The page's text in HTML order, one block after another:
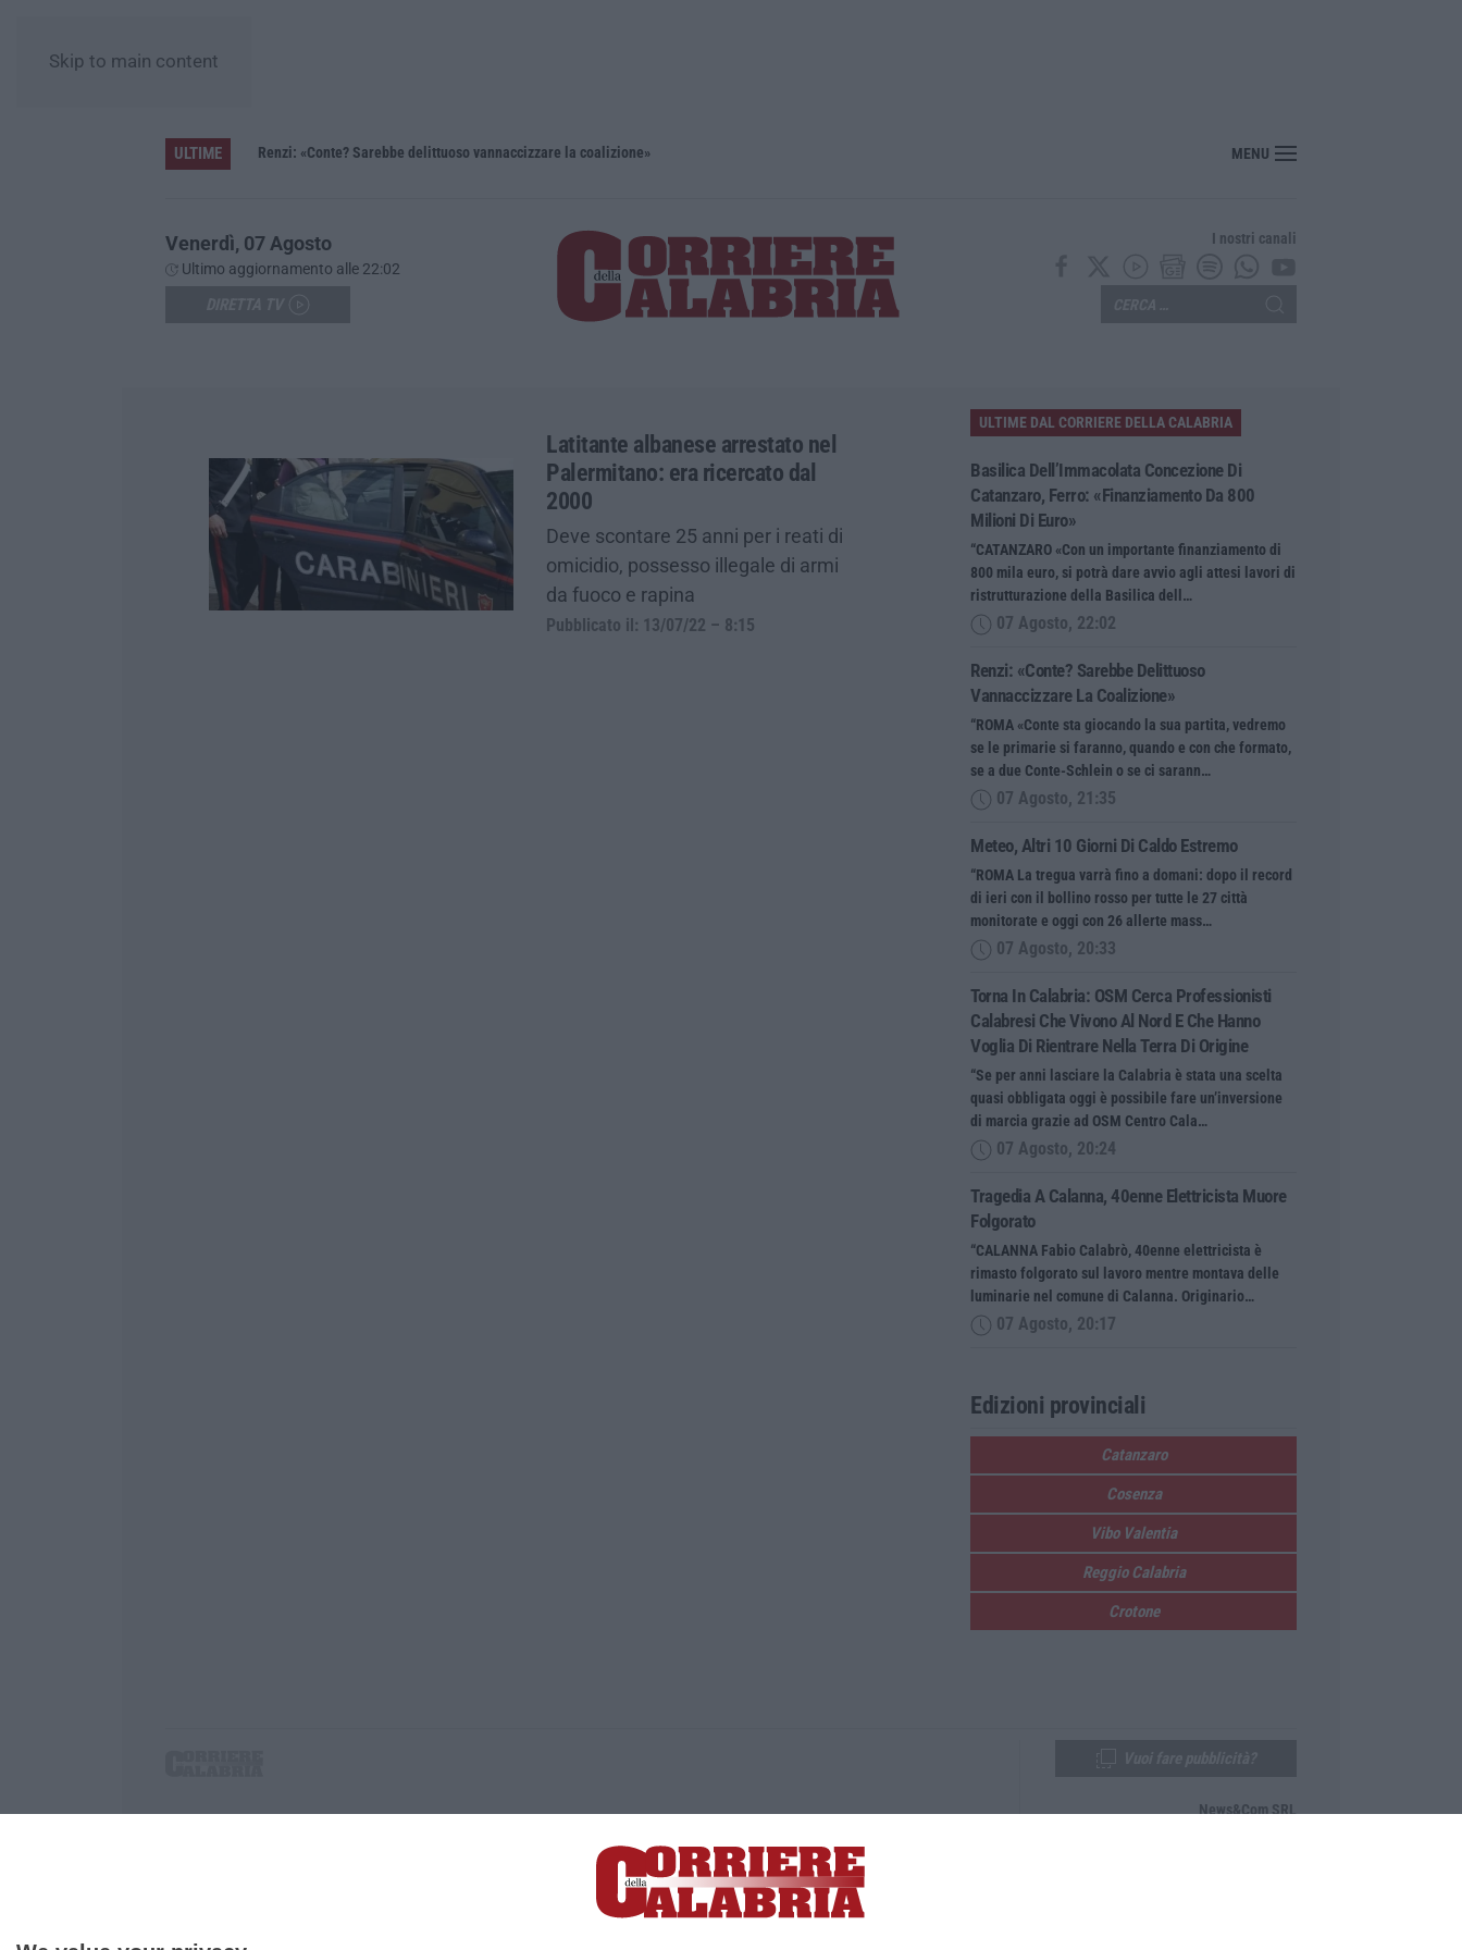
Skip to main content
ULTIME
da 800 milioni di euro» Renzi: «Conte? Sarebbe delittuoso vannaccizzare la coalizione» MENU
Venerdì, 07 Agosto
Ultimo aggiornamento alle 22:02
I nostri canali
Latitante albanese arrestato nel
Palermitano: era ricercato dal
2000
Deve scontare 25 anni per i reati di
omicidio, possesso illegale di armi
da fuoco e rapina
Pubblicato il: 13/07/22 – 8:15
ULTIME DAL CORRIERE DELLA CALABRIA
Basilica Dell’Immacolata Concezione Di
Catanzaro, Ferro: «finanziamento Da 800
Milioni Di Euro»
“CATANZARO «Con un importante finanziamento di
800 mila euro, si potrà dare avvio agli attesi lavori di
ristrutturazione della Basilica dell…
07 Agosto, 22:02
Renzi: «Conte? Sarebbe Delittuoso
Vannaccizzare La Coalizione»
“ROMA «Conte sta giocando la sua partita, vedremo
se le primarie si faranno, quando e con che formato,
se a due Conte-Schlein o se ci sarann…
07 Agosto, 21:35
Meteo, Altri 10 Giorni Di Caldo Estremo
“ROMA La tregua varrà fino a domani: dopo il record
di ieri con il bollino rosso per tutte le 27 città
monitorate e oggi con 26 allerte mass…
07 Agosto, 20:33
Torna In Calabria: OSM Cerca Professionisti
Calabresi Che Vivono Al Nord E Che Hanno
Voglia Di Rientrare Nella Terra Di Origine
“Se per anni lasciare la Calabria è stata una scelta
quasi obbligata oggi è possibile fare un’inversione
di marcia grazie ad OSM Centro Cala…
07 Agosto, 20:24
Tragedia A Calanna, 40enne Elettricista Muore
Folgorato
“CALANNA Fabio Calabrò, 40enne elettricista è
rimasto folgorato sul lavoro mentre montava delle
luminarie nel comune di Calanna. Originario…
07 Agosto, 20:17
Edizioni provinciali
Catanzaro
Cosenza
Vibo Valentia
Reggio Calabria
Crotone
P.IVA. 03199620794, Via del mare 6/G, S.Eufemia, Lamezia Terme (CZ)
Iscrizione tribunale di Lamezia Terme 5/2011 - Direttore responsabile Paola Militano |Privacy
News&Com SRL